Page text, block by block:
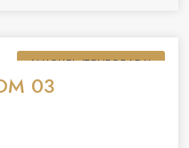
ALUGUEL (TEMPORADA)
03